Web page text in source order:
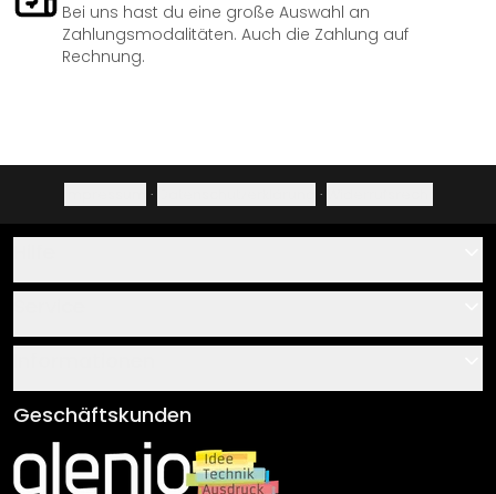
Bei uns hast du eine große Auswahl an
Zahlungsmodalitäten. Auch die Zahlung auf
Rechnung.
· ·
Über uns
Klebe- und Montageanleitungen
Newsletter An-/Abmeldung
AGB
Impressum
Versand & Zahlung
Geschäftskunden